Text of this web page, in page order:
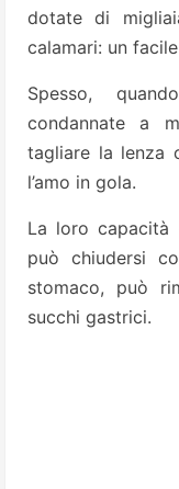
dotate di
calamari: un
Spesso,
condannate a
tagliare la lenza
l’amo in gola.
La loro
può chiudersi
stomaco, può
succhi gastrici.